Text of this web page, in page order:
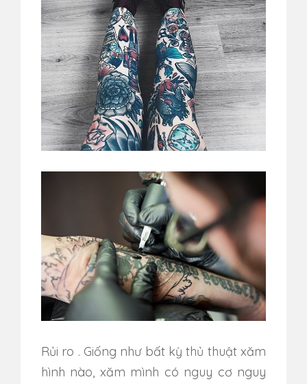
Rủi ro . Giống như bất kỳ thủ thuật xăm
hình nào, xăm mình có nguy cơ nguy